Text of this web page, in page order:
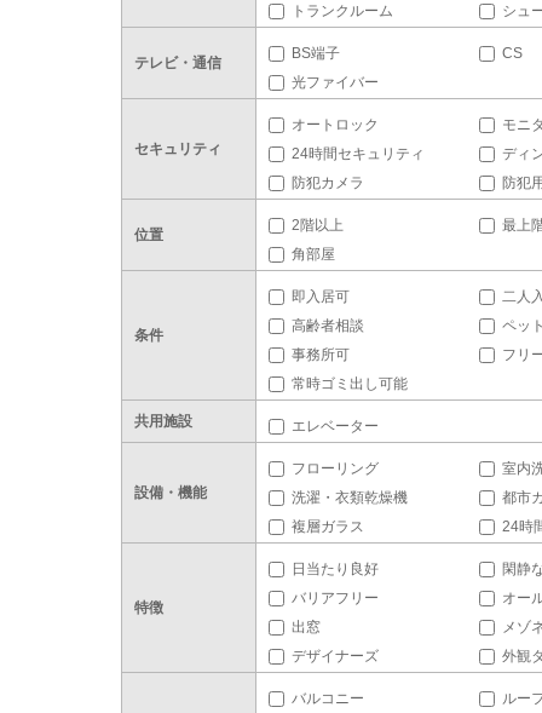
トランクルーム
シュ
テレビ・通信
BS端子
CS
光ファイバー
セキュリティ
オートロック
モニ
24時間セキュリティ
ディ
防犯カメラ
防犯
位置
2階以上
最上
角部屋
条件
即入居可
二人
高齢者相談
ペッ
事務所可
フリ
常時ゴミ出し可能
共用施設 エレベーター
設備・機能
フローリング
室内
洗濯・衣類乾燥機
都市
複層ガラス
24時
特徴
日当たり良好
閑静
バリアフリー
オー
出窓
メゾ
デザイナーズ
外観
バルコニー
ルー